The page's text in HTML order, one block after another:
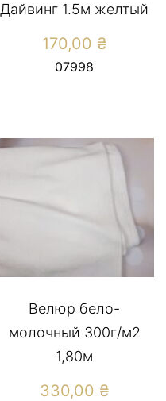
Дайвинг 1.5м желтый
170,00 ₴
07998
Велюр бело-
молочный 300г/м2
1,80м
330,00 ₴